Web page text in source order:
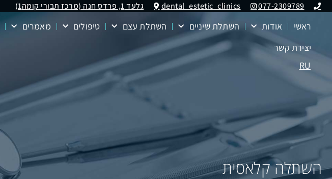
077-2309789
dental_estetic_clinics גלעד 1, פרדס חנה (מרכז תבורי קומה1)
ראשי אודות השתלת שיניים השתלת עצם טיפולים מאמרים
יצירת קשר
RU
השתלה קלאסית